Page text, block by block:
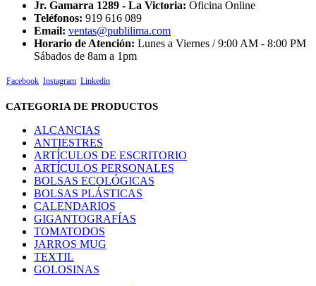
Jr. Gamarra 1289 - La Victoria: Oficina Online
Teléfonos: 919 616 089
Email: ventas@publilima.com
Horario de Atención: Lunes a Viernes / 9:00 AM - 8:00 PM
Sábados de 8am a 1pm
Facebook Instagram Linkedin
CATEGORIA DE PRODUCTOS
ALCANCIAS
ANTIESTRES
ARTÍCULOS DE ESCRITORIO
ARTÍCULOS PERSONALES
BOLSAS ECOLÓGICAS
BOLSAS PLÁSTICAS
CALENDARIOS
GIGANTOGRAFÍAS
TOMATODOS
JARROS MUG
TEXTIL
GOLOSINAS